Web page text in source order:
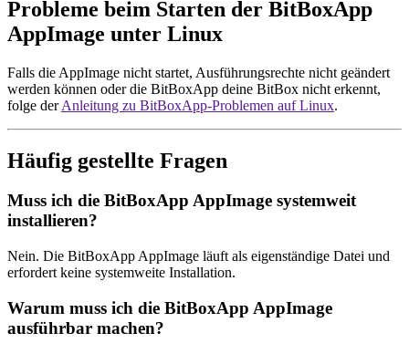
Probleme beim Starten der BitBoxApp
AppImage unter Linux
Falls die AppImage nicht startet, Ausführungsrechte nicht geändert
werden können oder die BitBoxApp deine BitBox nicht erkennt,
folge derAnleitung zu BitBoxApp-Problemen auf Linux.
Häufig gestellte Fragen
Muss ich die BitBoxApp AppImage systemweit
installieren?
Nein. Die BitBoxApp AppImage läuft als eigenständige Datei und
erfordert keine systemweite Installation.
Warum muss ich die BitBoxApp AppImage
ausführbar machen?